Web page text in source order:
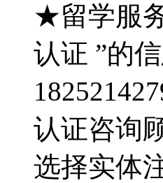
★留学服
认证 ”的
认证咨询
选择实体